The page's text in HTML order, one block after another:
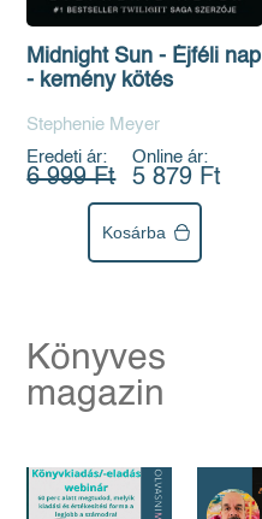
Midnight Sun - Éjféli nap
- kemény kötés
Stephenie Meyer
Eredeti ár:
6 999 Ft
Online ár:
5 879 Ft
Kosárba
Könyves
magazin